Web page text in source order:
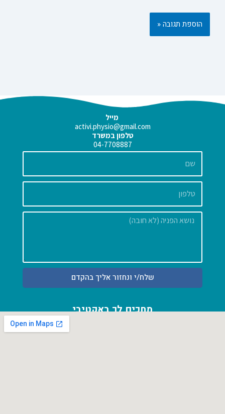
מייל
activi.physio@gmail.com
טלפון במשרד
04-7708887
הודעה
שלח/י ונחזור אליך בהקדם
מחכים לך באקטיבי